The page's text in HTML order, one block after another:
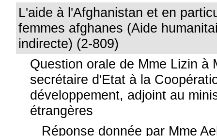
L'aide à l'Afghanistan et en
femmes afghanes (Aide
indirecte) (2-809)
Question orale de Mme Lizin à
secrétaire d'Etat à la
développement, adjoint au
étrangères
Réponse donnée par Mme